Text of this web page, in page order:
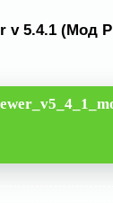
v 5.4.1 (Мод